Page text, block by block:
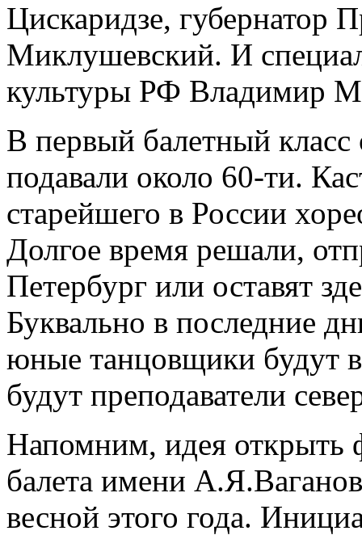
Цискаридзе, губернатор
Миклушевский. И
культуры РФ Владимир
В первый балетный класс
подавали около 60-ти.
старейшего в России
Долгое время решали,
Петербург или оставят
Буквально в последние
юные танцовщики будут
будут преподаватели
Напомним, идея открыть
балета имени
весной этого года.